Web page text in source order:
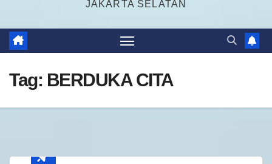
JAKARTA SELATAN
Tag: BERDUKA CITA